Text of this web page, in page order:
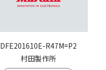
DFE201610E-R47M=P2
村田製作所